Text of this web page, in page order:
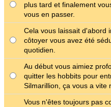
plus tard et finalement
vous en passer.
Cela vous laissait d'abord
côtoyer vous avez été
quotidien.
Au début vous aimiez
quitter les hobbits pour
Silmarillion, ça vous a vite
Vous n'êtes toujours pas